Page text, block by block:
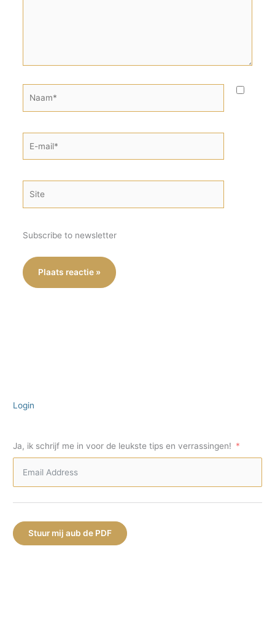
mail*
Subscribe to newsletter
Login
Ja, ik schrijf me in voor de leukste tips en verrassingen!
Stuur mij aub de PDF